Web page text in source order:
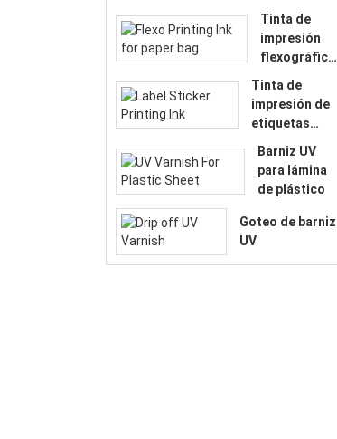
agua
Tinta de
impresión
flexográfica
para bolsa
de papel
Tinta de
impresión de
etiquetas
adhesivas
Barniz UV
para lámina
de plástico
Goteo de barniz
UV